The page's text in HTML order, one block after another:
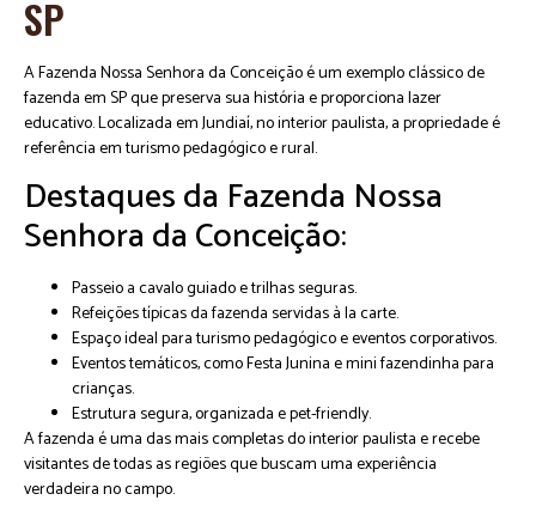
SP
A Fazenda Nossa Senhora da Conceição é um exemplo clássico de
fazenda em SP que preserva sua história e proporciona lazer
educativo. Localizada em Jundiaí, no interior paulista, a propriedade é
referência em turismo pedagógico e rural.
Destaques da Fazenda Nossa
Senhora da Conceição:
Passeio a cavalo guiado e trilhas seguras.
Refeições típicas da fazenda servidas à la carte.
Espaço ideal para turismo pedagógico e eventos corporativos.
Eventos temáticos, como Festa Junina e mini fazendinha para
crianças.
Estrutura segura, organizada e pet-friendly.
A fazenda é uma das mais completas do interior paulista e recebe
visitantes de todas as regiões que buscam uma experiência
verdadeira no campo.